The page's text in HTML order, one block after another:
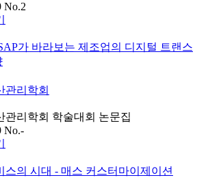
No.2
가 바라보는 제조업의 디지털 트랜스
관리학회
관리학회 학술대회 논문집
No.-
스의 시대 - 매스 커스터마이제이션